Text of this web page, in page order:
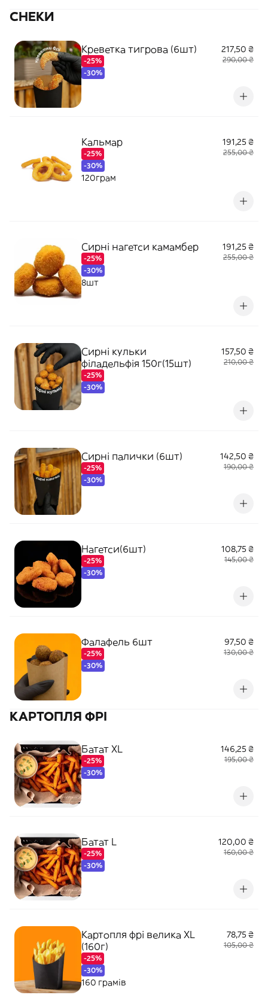
СНЕКИ
Креветка тигрова (6шт)
-25%
-30%
217,50 ₴
290,00 ₴
Кальмар
-25%
-30%
191,25 ₴
255,00 ₴
120грам
Сирні нагетси камамбер
-25%
-30%
191,25 ₴
255,00 ₴
8шт
Сирні кульки
філадельфія 150г(15шт)
-25%
-30%
157,50 ₴
210,00 ₴
Сирні палички (6шт)
-25%
-30%
142,50 ₴
190,00 ₴
Нагетси(6шт)
-25%
-30%
108,75 ₴
145,00 ₴
Фалафель 6шт
-25%
-30%
97,50 ₴
130,00 ₴
КАРТОПЛЯ ФРІ
Батат XL
-25%
-30%
146,25 ₴
195,00 ₴
Батат L
-25%
-30%
120,00 ₴
160,00 ₴
Картопля фрі велика XL
(160г)
-25%
-30%
78,75 ₴
105,00 ₴
160 грамів